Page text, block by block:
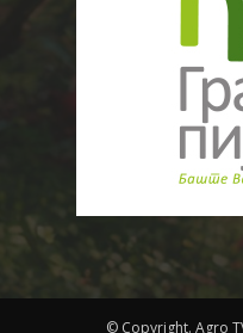
© Copyright. Agro